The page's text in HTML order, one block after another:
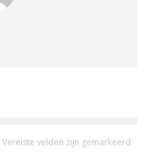
Vereiste velden zijn gemarkeerd